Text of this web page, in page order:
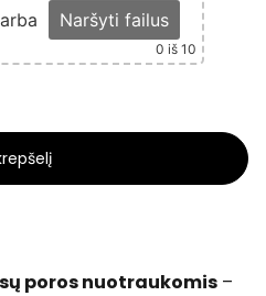
arba Naršyti failus
0 iš 10
poros nuotraukomis –